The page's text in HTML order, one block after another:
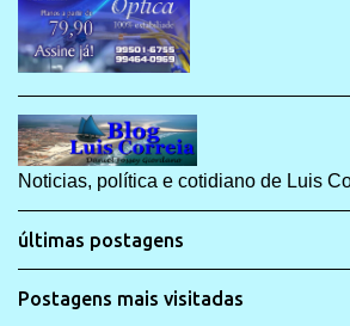
Noticias, política e cotidiano de Luis
últimas postagens
Postagens mais visitadas